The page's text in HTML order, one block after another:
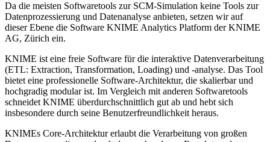
Da die meisten Softwaretools zur SCM-Simulation keine Tools zur
Datenprozessierung und Datenanalyse anbieten, setzen wir auf
dieser Ebene die Software KNIME Analytics Platform der KNIME
AG, Zürich ein.
KNIME ist eine freie Software für die interaktive Datenverarbeitung
(ETL: Extraction, Transformation, Loading) und -analyse. Das Tool
bietet eine professionelle Software-Architektur, die skalierbar und
hochgradig modular ist. Im Vergleich mit anderen Softwaretools
schneidet KNIME überdurchschnittlich gut ab und hebt sich
insbesondere durch seine Benutzerfreundlichkeit heraus.
KNIMEs Core-Architektur erlaubt die Verarbeitung von großen